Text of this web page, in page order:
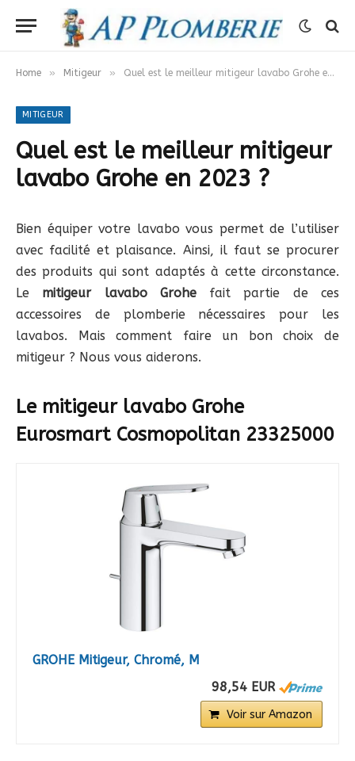
Home » Mitigeur » Quel est le meilleur mitigeur lavabo Grohe en 2023 ?
MITIGEUR
Quel est le meilleur mitigeur
lavabo Grohe en 2023 ?
Bien équiper votre lavabo vous permet de l’utiliser
avec facilité et plaisance. Ainsi, il faut se procurer
des produits qui sont adaptés à cette circonstance.
Le mitigeur lavabo Grohefait partie de ces
accessoires de plomberie nécessaires pour les
lavabos. Mais comment faire un bon choix de
mitigeur ? Nous vous aiderons.
Le mitigeur lavabo Grohe
Eurosmart Cosmopolitan 23325000
GROHE Mitigeur, Chromé, M
98,54 EUR
Voir sur Amazon